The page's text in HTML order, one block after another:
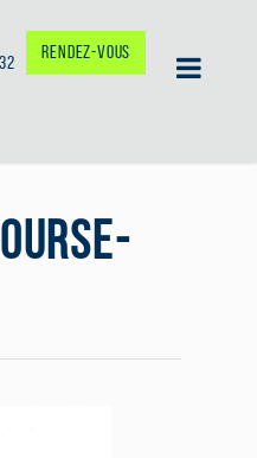
RENDEZ-VOUS